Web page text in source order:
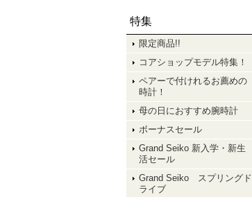
特集
限定商品!!
コアショップモデル特集！
ペアーで付けれるお薦めの
時計！
母の日におすすめ腕時計
ボーナスセール
Grand Seiko 新入学・新生
活セール
Grand Seiko スプリングド
ライブ